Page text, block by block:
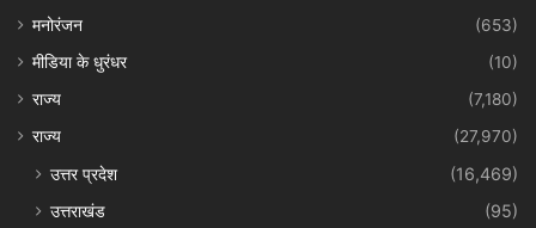
मनोरंजन
(653)
मीडिया के धुरंधर
(10)
राज्य
(7,180)
राज्य
(27,970)
उत्तर प्रदेश
(16,469)
उत्तराखंड
(95)